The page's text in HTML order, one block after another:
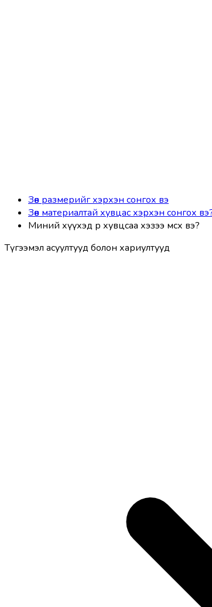
Зөв размерийг хэрхэн сонгох вэ
Зөв материалтай хувцас хэрхэн сонгох
Миний хүүхэд өөрөө хувцсаа хэзээ өмсөх вэ?
Түгээмэл асуултууд болон хариултууд